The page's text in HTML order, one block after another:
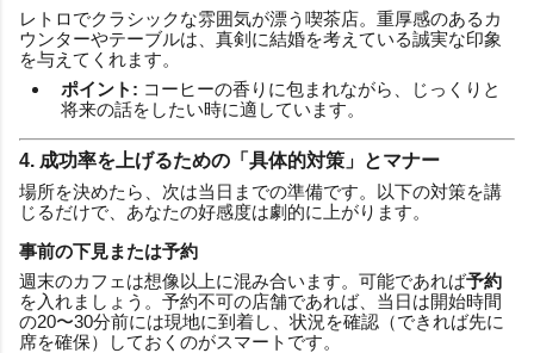
レトロでクラシックな雰囲気が漂う喫茶店。重厚感のあるカ
ウンターやテーブルは、真剣に結婚を考えている誠実な印象
を与えてくれます。
ポイント: コーヒーの香りに包まれながら、じっくりと
将来の話をしたい時に適しています。
4. 成功率を上げるための「具体的対策」とマナー
場所を決めたら、次は当日までの準備です。以下の対策を講
じるだけで、あなたの好感度は劇的に上がります。
事前の下見または予約
週末のカフェは想像以上に混み合います。可能であれば予約
を入れましょう。予約不可の店舗であれば、当日は開始時間
の20〜30分前には現地に到着し、状況を確認（できれば先に
席を確保）しておくのがスマートです。